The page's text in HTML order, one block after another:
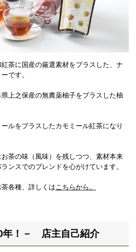
茶に国産の厳選素材をプラスした、ナ
です。
上之保産の無農薬柚子をプラスした柚
ルをプラスしたカモミール紅茶になり
茶の味（風味）を残しつつ、素材本来
ンスでのブレンドを心がけています。
各種、詳しくはこちらから。
年！－ 店主自己紹介